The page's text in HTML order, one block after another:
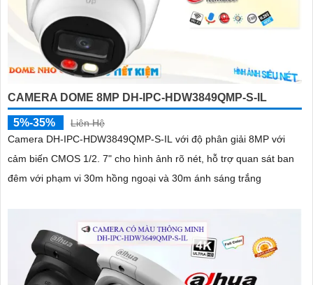
CAMERA DOME 8MP DH-IPC-HDW3849QMP-S-IL
5%-35%
Liên Hệ
Camera DH-IPC-HDW3849QMP-S-IL với độ phân giải 8MP với
cảm biến CMOS 1/2. 7" cho hình ảnh rõ nét, hỗ trợ quan sát ban
đêm với phạm vi 30m hồng ngoại và 30m ánh sáng trắng